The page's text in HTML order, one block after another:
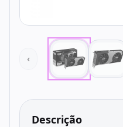
‹
Descrição